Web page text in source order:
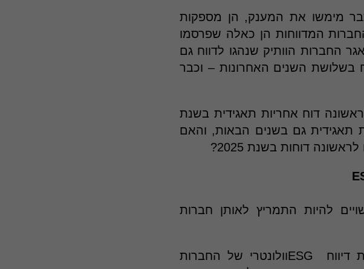
שכבר מימשו את המענק, הן מספקות
לכ- 24 חברות שדיווחו בשנת 2023. יתר 60 החברות המדווחות הן כאלה שפרסמו
גם בשנת 2024, חלקן ממאגר החברות הוותיק שנהגו לדווח גם
בשלושת השנים האחרונות – וכבר
דוח אחריות תאגידית בשנת
תאגידית גם בשנים הבאות, והאם
דוחות בשנת 2025?
להיות התמריץ לאותן חברות
בין היתר הכריזה הרשות לניירת ערך שהיא מעודדת דיווח ESGוולונטרי של החברות